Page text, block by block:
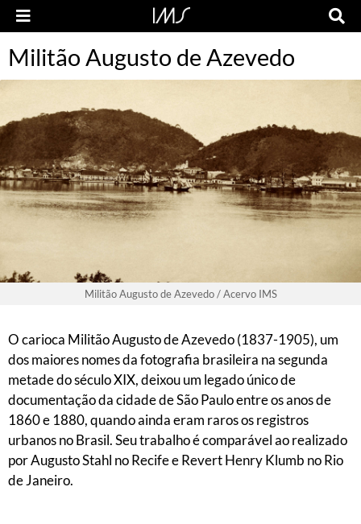
Militão Augusto de Azevedo
Militão Augusto de Azevedo / Acervo IMS
O carioca Militão Augusto de Azevedo (1837-1905), um
dos maiores nomes da fotografia brasileira na segunda
metade do século XIX, deixou um legado único de
documentação da cidade de São Paulo entre os anos de
1860 e 1880, quando ainda eram raros os registros
urbanos no Brasil. Seu trabalho é comparável ao realizado
por Augusto Stahl no Recife e Revert Henry Klumb no Rio
de Janeiro.